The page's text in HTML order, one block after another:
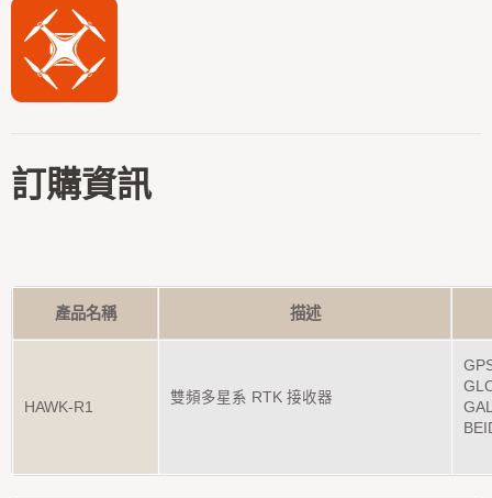
訂購資訊
產品名稱 描述
HAWK-R1
雙頻多星系 RTK 接收器